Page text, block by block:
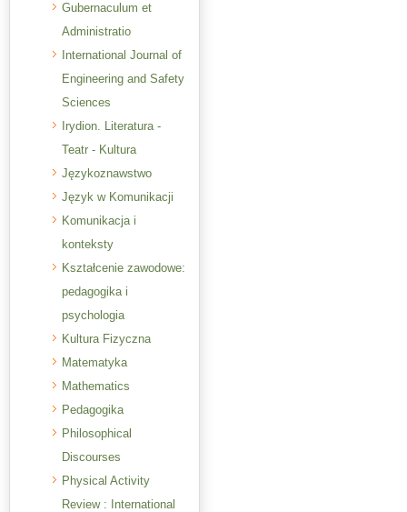
Gubernaculum et
Administratio
International Journal of
Engineering and Safety
Sciences
Irydion. Literatura -
Teatr - Kultura
Językoznawstwo
Język w Komunikacji
Komunikacja i
konteksty
Kształcenie zawodowe:
pedagogika i
psychologia
Kultura Fizyczna
Matematyka
Mathematics
Pedagogika
Philosophical
Discourses
Physical Activity
Review : International